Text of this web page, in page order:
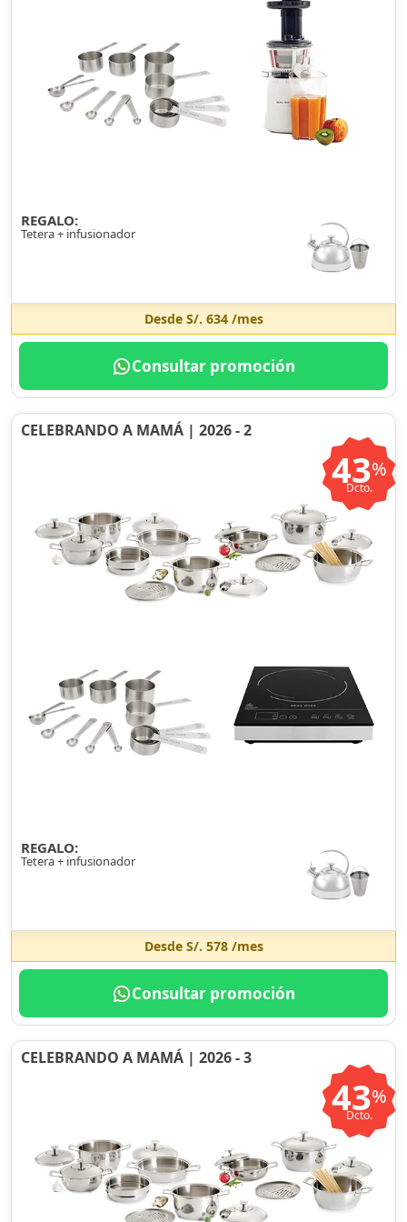
REGALO:
Tetera + infusionador
Desde S/. 634/mes
Consultar promoción
CELEBRANDO A MAMÁ | 2026 - 2
43%
Dcto.
REGALO:
Tetera + infusionador
Desde S/. 578/mes
Consultar promoción
CELEBRANDO A MAMÁ | 2026 - 3
43%
Dcto.